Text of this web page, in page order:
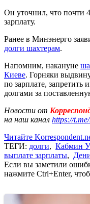
Он уточнил, что почти
зарплату.
Ранее в Минэнерго
долги шахтерам.
Напомним, накануне
Киеве. Горняки
по зарплате, запретить
долгами за
Новости от
на наш канал https://
Читайте
ТЕГИ: долги, Кабмин
выплате зарплаты,
Если вы заметили
нажмите Ctrl+Enter,